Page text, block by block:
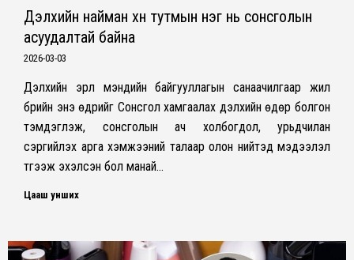
Дэлхийн найман хүн тутмын нэг нь сонсголын
асуудалтай байна
2026-03-03
Дэлхийн эрүүл мэндийн байгууллагын санаачилгаар жил
бүрийн энэ өдрийг Сонсгол хамгаалах дэлхийн өдөр болгон
тэмдэглэж, сонсголын ач холбогдол, урьдчилан
сэргийлэх арга хэмжээний талаар олон нийтэд мэдээлэл
түгээж эхэлсэн бол манай…
Цааш унших